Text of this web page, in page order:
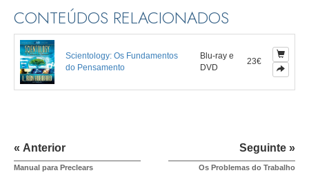
CONTEÚDOS RELACIONADOS
Scientology: Os Fundamentos
do Pensamento
Blu-ray e
DVD
23€
« Anterior
Manual para Preclears
Seguinte »
Os Problemas do Trabalho